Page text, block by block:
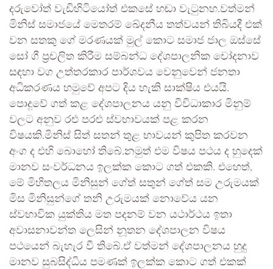
දරුවෝත් වැඩිහිටියෝත් එකසේ හඬා වැටුනහ.වත්මන්
මිනිස් සමාජයේ මෙතරම් ඛේදනීය තත්වයන් තිබියදී එක්
වන සතකු ගේ මරණයක් මුල් කොට සමාජ ජාල ඔස්සේ
සෝ ගී ප්‍රචලිත කිරීම සම්බන්ධ දේශපාලනික චෝදනාව
සඳහා වග උත්තරකාර පාර්ශවය වෙනුවෙන් ජනතා
අධිකරණය හමුවේ අපට දිය හැකි සාක්ෂිය එයයි.
පොදුවේ ගත් කළ දේශපාලනය යනු විවිධාකාර මිනුම්
වලට අනුව රළු පරළු ස්වභාවයක් පළ කරන
විෂයකි.මිනිස් සිත් සතන් තුළ භාවයන් කුපිත කරවන
අංග ද එහි බොහෝ තිබේ.නමුත් එම විෂය පථය ද හුදෙක්
මානව සංවර්ධනය ඉලක්ක කොට ගත් එකකි. එහෙත්,
මේ මිහිතලය මිනිසුන් ගේත් සතුන් ගේත් සම උරුමයක්
මිස මිනිසුන්ගේ තනි උරුමයක් නොවේය යන
ස්වභාවික යුක්තිය මත පදනම් වන යථාර්ථය ඉතා
අවාසනාවන්ත ලෙසින් නූතන දේශපාලන විෂය
පථයෙන් බැහැර වී තිබේ.ඒ වත්මන් දේශපාලනය හුදු
මානව සුබසිද්ධිය පමණක් ඉලක්ක කොට ගත් එකක්